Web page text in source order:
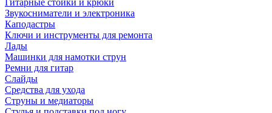
Гитарные стойки и крюки
Звукосниматели и электроника
Каподастры
Ключи и инструменты для ремонта
Лады
Машинки для намотки струн
Ремни для гитар
Слайды
Средства для ухода
Струны и медиаторы